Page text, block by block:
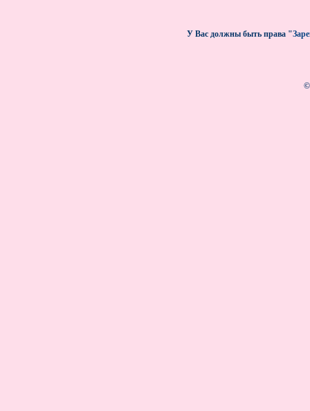
У Вас должны быть права "
©